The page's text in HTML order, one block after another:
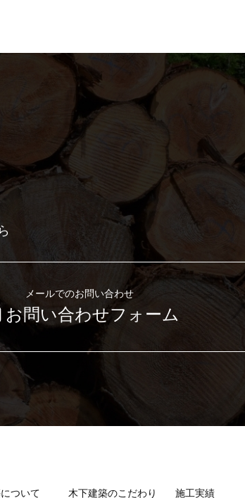
メールでのお問い合わせ
お問い合わせフォーム
ついて 木下建築のこだわり 施工実績